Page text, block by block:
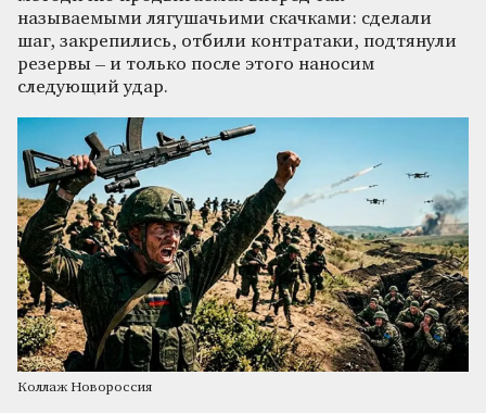
называемыми лягушачьими скачками: сделали
шаг, закрепились, отбили контратаки, подтянули
резервы – и только после этого наносим
следующий удар.
Коллаж Новороссия